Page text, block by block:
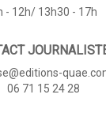
- 12h/ 13h30 - 17h
06 71 15 24 28